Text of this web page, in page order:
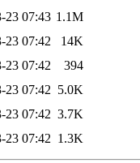
23 07:43 1.1M
23 07:42
14K
23 07:42
394
23 07:42 5.0K
23 07:42 3.7K
23 07:42 1.3K